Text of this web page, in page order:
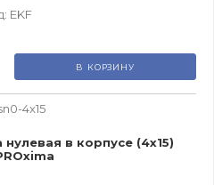
EKF
В КОРЗИНУ
4x15
в корпусе (4х15)